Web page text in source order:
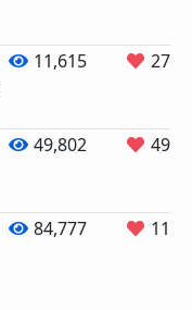
11,615 27
49,802 49
84,777 110